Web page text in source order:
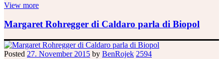
View more
Margaret Rohregger di Caldaro parla di Biopol
Posted 27. November 2015 by BenRojek 2594